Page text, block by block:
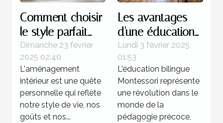
Comment choisir
le style parfait
pour votre
aménagement
intérieur
Dimanche 23 février
2025 02:40
L'aménagement
intérieur est une quête
personnelle qui reflète
notre style de vie, nos
goûts et nos...
Les avantages
d'une éducation
bilingue
Montessori dès la
petite enfance
Lundi 3 février 2025
01:53
L'éducation bilingue
Montessori représente
une révolution dans le
monde de la
pédagogie précoce,